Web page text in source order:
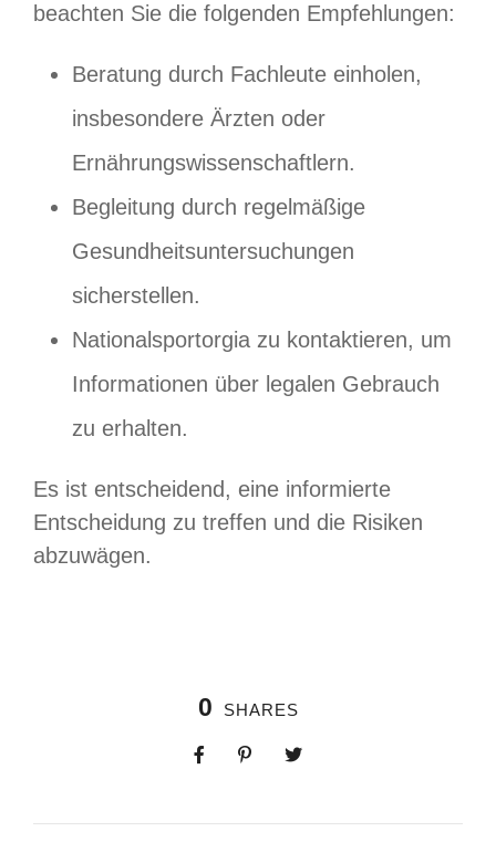
beachten Sie die folgenden Empfehlungen:
Beratung durch Fachleute einholen,
insbesondere Ärzten oder
Ernährungswissenschaftlern.
Begleitung durch regelmäßige
Gesundheitsuntersuchungen
sicherstellen.
Nationalsportorgia zu kontaktieren, um
Informationen über legalen Gebrauch
zu erhalten.
Es ist entscheidend, eine informierte
Entscheidung zu treffen und die Risiken
abzuwägen.
0 SHARES